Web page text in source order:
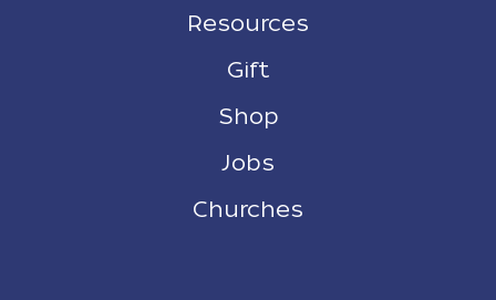
Resources
Gift
Shop
Jobs
Churches